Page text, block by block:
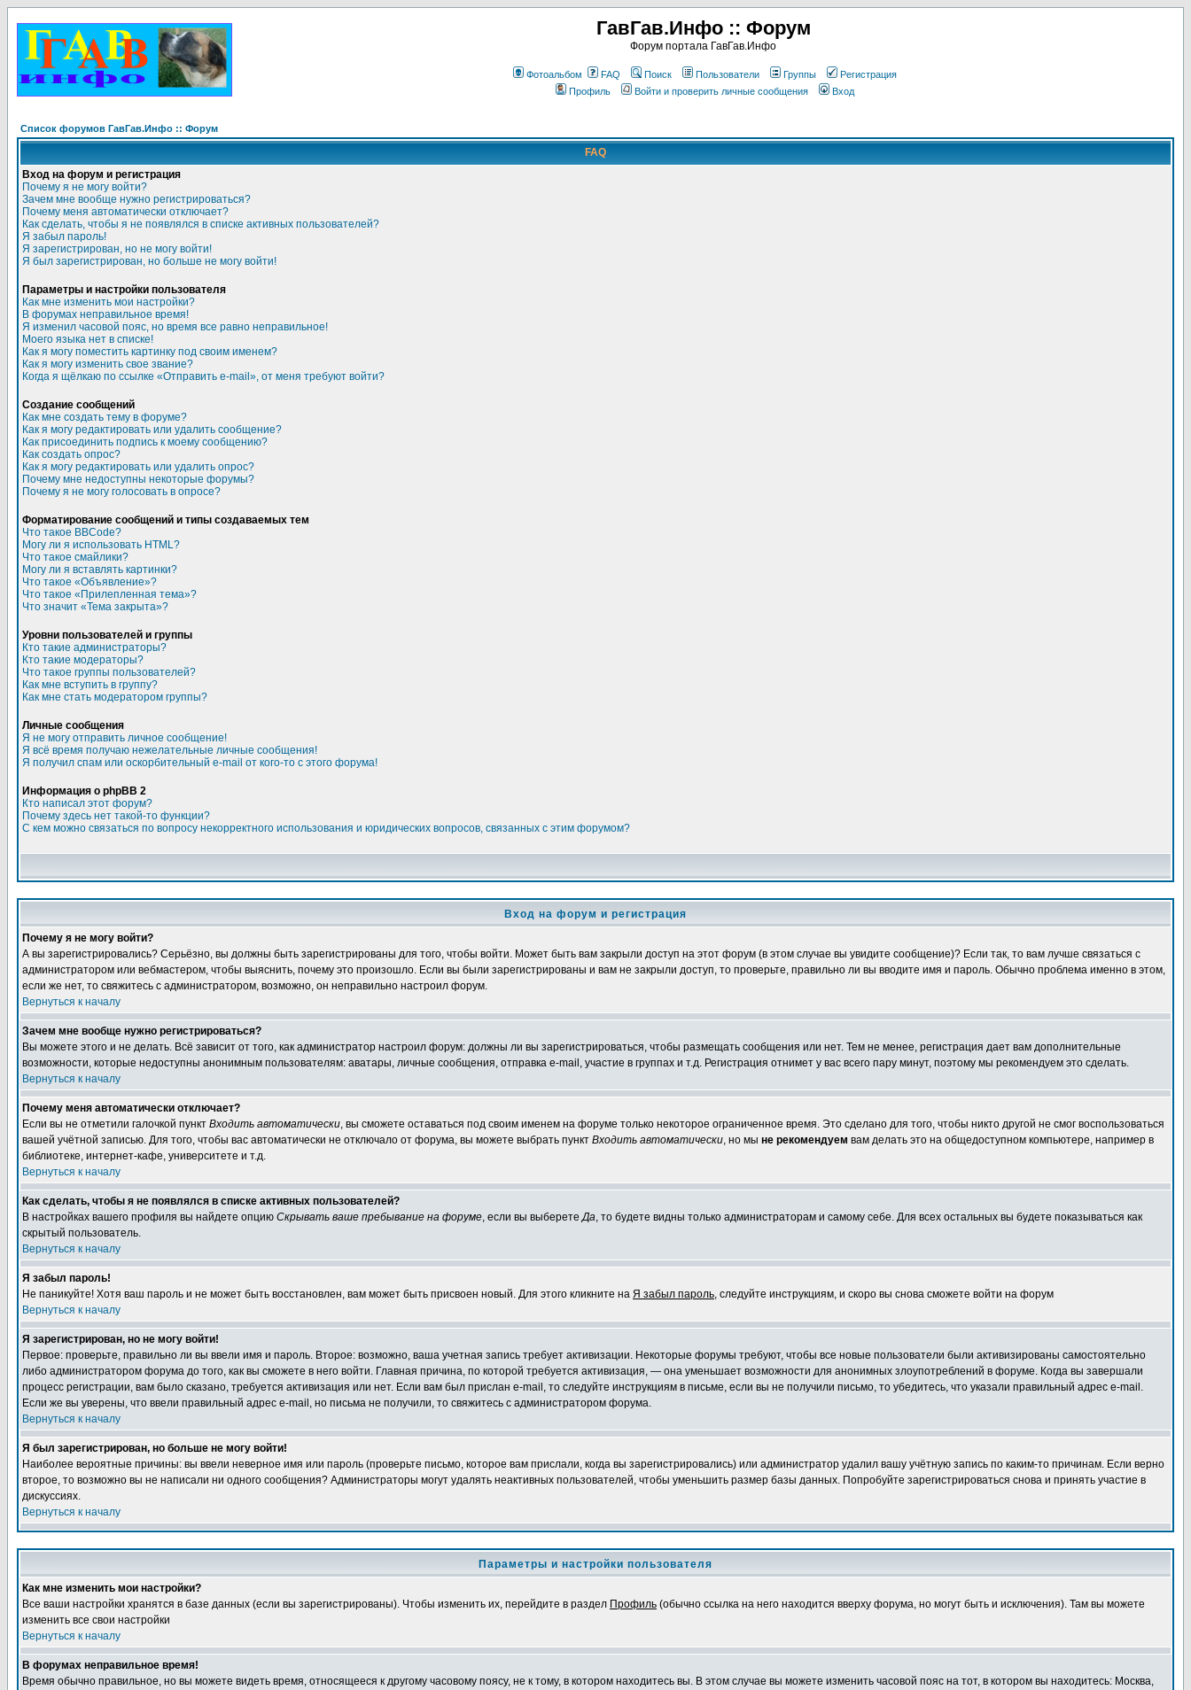
ГавГав.Инфо :: Форум
Форум портала ГавГав.Инфо
Фотоальбом FAQ Поиск Пользователи Группы
Регистрация
Профиль
Войти и проверить личные сообщения Вход
Список форумов ГавГав.Инфо :: Форум
FAQ
Вход на форум и регистрация
Почему я не могу войти?
Зачем мне вообще нужно регистрироваться?
Почему меня автоматически отключает?
Как сделать, чтобы я не появлялся в списке активных пользователей?
Я забыл пароль!
Я зарегистрирован, но не могу войти!
Я был зарегистрирован, но больше не могу войти!
Параметры и настройки пользователя
Как мне изменить мои настройки?
В форумах неправильное время!
Я изменил часовой пояс, но время все равно неправильное!
Моего языка нет в списке!
Как я могу поместить картинку под своим именем?
Как я могу изменить свое звание?
Когда я щёлкаю по ссылке «Отправить e-mail», от меня требуют войти?
Создание сообщений
Как мне создать тему в форуме?
Как я могу редактировать или удалить сообщение?
Как присоединить подпись к моему сообщению?
Как создать опрос?
Как я могу редактировать или удалить опрос?
Почему мне недоступны некоторые форумы?
Почему я не могу голосовать в опросе?
Форматирование сообщений и типы создаваемых тем
Что такое BBCode?
Могу ли я использовать HTML?
Что такое смайлики?
Могу ли я вставлять картинки?
Что такое «Объявление»?
Что такое «Прилепленная тема»?
Что значит «Тема закрыта»?
Уровни пользователей и группы
Кто такие администраторы?
Кто такие модераторы?
Что такое группы пользователей?
Как мне вступить в группу?
Как мне стать модератором группы?
Личные сообщения
Я не могу отправить личное сообщение!
Я всё время получаю нежелательные личные сообщения!
Я получил спам или оскорбительный e-mail от кого-то с этого форума!
Информация о phpBB 2
Кто написал этот форум?
Почему здесь нет такой-то функции?
С кем можно связаться по вопросу некорректного использования и юридических вопросов, связанных с этим форумом?
Вход на форум и регистрация
Почему я не могу войти?
А вы зарегистрировались? Серьёзно, вы должны быть зарегистрированы для того, чтобы войти. Может быть вам закрыли доступ на этот форум (в этом случае вы увидите сообщение)? Если так, то вам лучше связаться с
администратором или вебмастером, чтобы выяснить, почему это произошло. Если вы были зарегистрированы и вам не закрыли доступ, то проверьте, правильно ли вы вводите имя и пароль. Обычно проблема именно в этом,
если же нет, то свяжитесь с администратором, возможно, он неправильно настроил форум.
Вернуться к началу
Зачем мне вообще нужно регистрироваться?
Вы можете этого и не делать. Всё зависит от того, как администратор настроил форум: должны ли вы зарегистрироваться, чтобы размещать сообщения или нет. Тем не менее, регистрация дает вам дополнительные
возможности, которые недоступны анонимным пользователям: аватары, личные сообщения, отправка e-mail, участие в группах и т.д. Регистрация отнимет у вас всего пару минут, поэтому мы рекомендуем это сделать.
Вернуться к началу
Почему меня автоматически отключает?
Если вы не отметили галочкой пункт Входить автоматически, вы сможете оставаться под своим именем на форуме только некоторое ограниченное время. Это сделано для того, чтобы никто другой не смог воспользоваться
вашей учётной записью. Для того, чтобы вас автоматически не отключало от форума, вы можете выбрать пункт Входить автоматически, но мы не рекомендуем вам делать это на общедоступном компьютере, например в
библиотеке, интернет-кафе, университете и т.д.
Вернуться к началу
Как сделать, чтобы я не появлялся в списке активных пользователей?
В настройках вашего профиля вы найдете опцию Скрывать ваше пребывание на форуме, если вы выберетеДа, то будете видны только администраторам и самому себе. Для всех остальных вы будете показываться как
скрытый пользователь.
Вернуться к началу
Я забыл пароль!
Не паникуйте! Хотя ваш пароль и не может быть восстановлен, вам может быть присвоен новый. Для этого кликните на Я забыл пароль, следуйте инструкциям, и скоро вы снова сможете войти на форум
Вернуться к началу
Я зарегистрирован, но не могу войти!
Первое: проверьте, правильно ли вы ввели имя и пароль. Второе: возможно, ваша учетная запись требует активизации. Некоторые форумы требуют, чтобы все новые пользователи были активизированы самостоятельно
либо администратором форума до того, как вы сможете в него войти. Главная причина, по которой требуется активизация, — она уменьшает возможности для анонимных злоупотреблений в форуме. Когда вы завершали
процесс регистрации, вам было сказано, требуется активизация или нет. Если вам был прислан e-mail, то следуйте инструкциям в письме, если вы не получили письмо, то убедитесь, что указали правильный адрес e-mail.
Если же вы уверены, что ввели правильный адрес e-mail, но письма не получили, то свяжитесь с администратором форума.
Вернуться к началу
Я был зарегистрирован, но больше не могу войти!
Наиболее вероятные причины: вы ввели неверное имя или пароль (проверьте письмо, которое вам прислали, когда вы зарегистрировались) или администратор удалил вашу учётную запись по каким-то причинам. Если верно
второе, то возможно вы не написали ни одного сообщения? Администраторы могут удалять неактивных пользователей, чтобы уменьшить размер базы данных. Попробуйте зарегистрироваться снова и принять участие в
дискуссиях.
Вернуться к началу
Параметры и настройки пользователя
Как мне изменить мои настройки?
Все ваши настройки хранятся в базе данных (если вы зарегистрированы). Чтобы изменить их, перейдите в раздел Профиль (обычно ссылка на него находится вверху форума, но могут быть и исключения). Там вы можете
изменить все свои настройки
Вернуться к началу
В форумах неправильное время!
Время обычно правильное, но вы можете видеть время, относящееся к другому часовому поясу, не к тому, в котором находитесь вы. В этом случае вы можете изменить часовой пояс на тот, в котором вы находитесь: Москва,